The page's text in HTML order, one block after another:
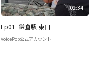
02:34
Ep01_鎌倉駅 東口
VoicePop公式アカウント